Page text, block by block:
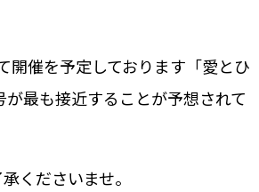
開催を予定しております「愛とひ
最も接近することが予想されて
くださいませ。